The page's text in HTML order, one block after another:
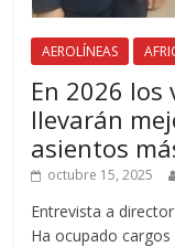
AEROLÍNEAS
En 2026 los
llevarán
asientos
octubre 15, 2025
Entrevista a
Ha ocupado